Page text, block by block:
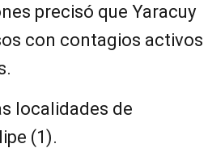
precisó que Yaracuy
con contagios activos
localidades de
(1).